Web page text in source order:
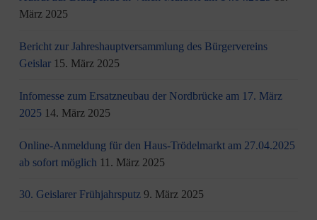
März 2025
Bericht zur Jahreshauptversammlung des Bürgervereins
Geislar 15. März 2025
Infomesse zum Ersatzneubau der Nordbrücke am 17. März
2025 14. März 2025
Online-Anmeldung für den Haus-Trödelmarkt am 27.04.2025
ab sofort möglich 11. März 2025
30. Geislarer Frühjahrsputz 9. März 2025